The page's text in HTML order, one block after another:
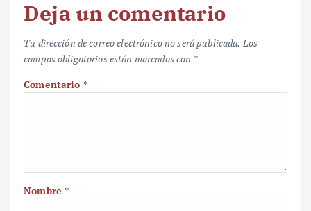
Deja un comentario
Tu dirección de correo electrónico no será publicada. Los
campos obligatorios están marcados con *
Comentario *
Nombre*